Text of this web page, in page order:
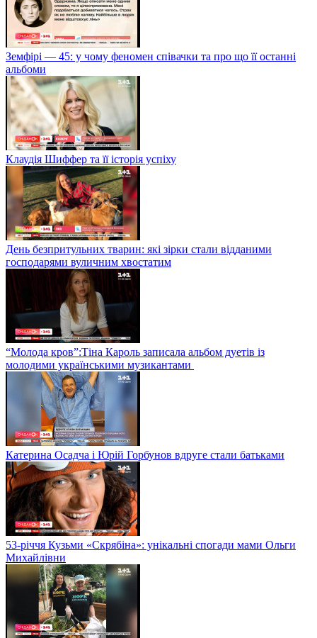
Земфірі — 45: у чому феномен співачки та про що її останні
альбоми
Клаудія Шиффер та її історія успіху
День безпритульних тварин: які зірки стали відданими
господарями вуличним хвостатим
“Молода кров”:Тіна Кароль записала альбом дуетів із
молодими українськими музикантами
Катерина Осадча і Юрій Горбунов вдруге стали батьками
53-річчя Кузьми «Скрябіна»: унікальні спогади мами Ольги
Михайлівни